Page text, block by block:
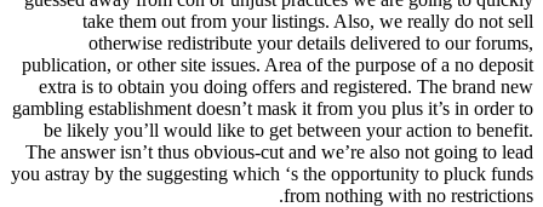
take them out from your listings. Also, we really do not sell
otherwise redistribute your details delivered to our forums,
publication, or other site issues. Area of the purpose of a no deposit
extra is to obtain you doing offers and registered. The brand new
gambling establishment doesn’t mask it from you plus it’s in order to
be likely you’ll would like to get between your action to benefit.
The answer isn’t thus obvious-cut and we’re also not going to lead
you astray by the suggesting which ‘s the opportunity to pluck funds
from nothing with no restrictions.